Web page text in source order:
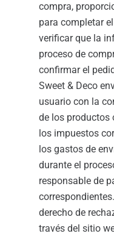
compra,
para completar
verificar que la
proceso de
confirmar el
Sweet & Deco
usuario con la
de los productos
los impuestos
los gastos de
durante el
responsable de
derecho de
través del sitio